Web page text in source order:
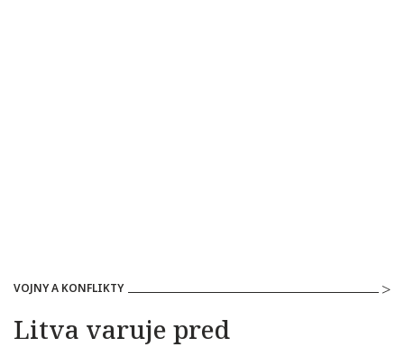
VOJNY A KONFLIKTY
Litva varuje pred